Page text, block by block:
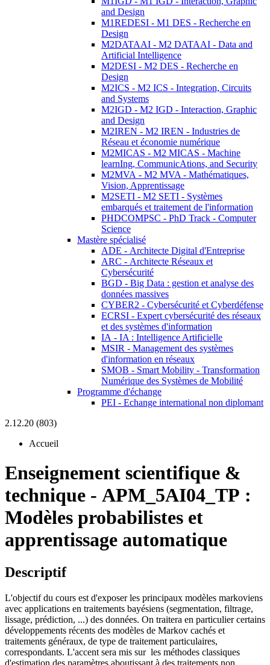
and Design
M1REDESI - M1 DES - Recherche en
Design
M2DATAAI - M2 DATAAI - Data and
Artificial Intelligence
M2DESI - M2 DES - Recherche en
Design
M2ICS - M2 ICS - Integration, Circuits
and Systems
M2IGD - M2 IGD - Interaction, Graphic
and Design
M2IREN - M2 IREN - Industries de
Réseau et économie numérique
M2MICAS - M2 MICAS - Machine
learnIng, CommunicAtions, and Security
M2MVA - M2 MVA - Mathématiques,
Vision, Apprentissage
M2SETI - M2 SETI - Systèmes
embarqués et traitement de l'information
PHDCOMPSC - PhD Track - Computer
Science
Mastère spécialisé
ADE - Architecte Digital d'Entreprise
ARC - Architecte Réseaux et
Cybersécurité
BGD - Big Data : gestion et analyse des
données massives
CYBER2 - Cybersécurité et Cyberdéfense
ECRSI - Expert cybersécurité des réseaux
et des systèmes d'information
IA - IA : Intelligence Artificielle
MSIR - Management des systèmes
d'information en réseaux
SMOB - Smart Mobility - Transformation
Numérique des Systèmes de Mobilité
Programme d'échange
PEI - Echange international non diplomant
2.12.20 (803)
Accueil
Enseignement scientifique &
technique - APM_5AI04_TP :
Modèles probabilistes et
apprentissage automatique
Descriptif
L'objectif du cours est d'exposer les principaux modèles markoviens
avec applications en traitements bayésiens (segmentation, filtrage,
lissage, prédiction, ...) des données. On traitera en particulier certains
développements récents des modèles de Markov cachés et
traitements généraux, de type de traitement particulaires,
correspondants. L'accent sera mis sur les méthodes classiques
d'estimation des paramètres aboutissant à des traitements non